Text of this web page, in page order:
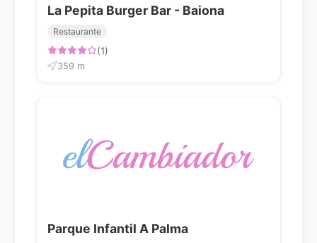
La Pepita Burger Bar - Baiona
Restaurante
(1)
359 m
Parque Infantil A Palma